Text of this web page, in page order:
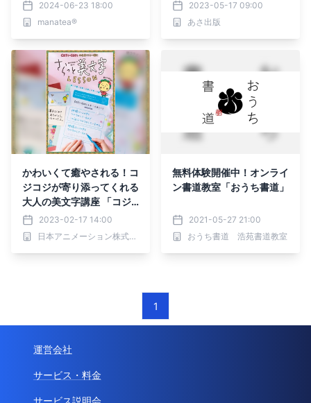
2024-06-23 18:00
manatea®
5月23日発刊
2023-05-17 09:00
あさ出版
かわいくて癒やされる！コ
ジコジが寄り添ってくれる
大人の美文字講座 「コジ
コジと一緒に肩の力を抜い
て楽しむさらっと美文字レ
ッスン」が フェリシモ
2023-02-17 14:00
日本アニメーション株式会社
無料体験開催中！オンライ
ン書道教室「おうち書道」
2021-05-27 21:00
おうち書道 浩苑書道教室
1
運営会社
サービス・料金
サービス説明会